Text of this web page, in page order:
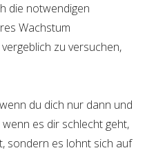
die notwendigen
Wachstum
zu versuchen,
du dich nur dann und
es dir schlecht geht,
sondern es lohnt sich auf